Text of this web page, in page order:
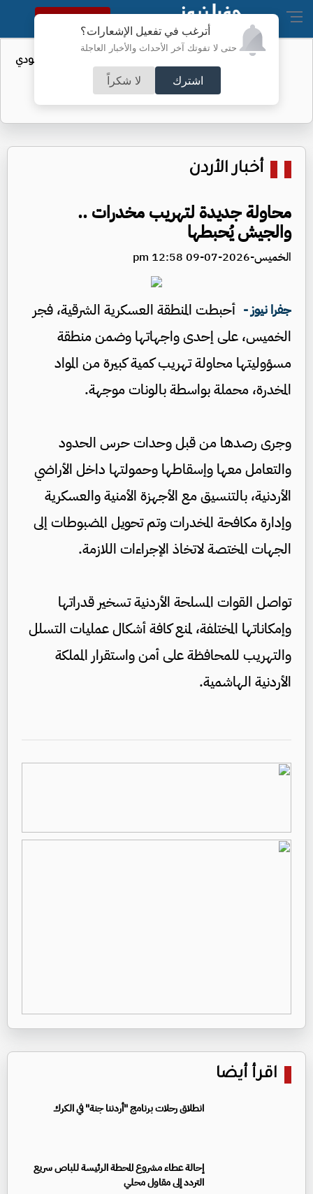
أترغب في تفعيل الإشعارات؟
حتى لا تفوتك آخر الأحداث والأخبار العاجلة
اشترك لا شكراً
النسخة الكاملة
واردات الولايات المتحدة من النفط السعودي
تهبط إلى الصفر
أخبار الأردن
محاولة جديدة لتهريب مخدرات ..
والجيش يُحبطها
الخميس-2026-07-09 12:58 pm
جفرا نيوز - أحبطت المنطقة العسكرية الشرقية، فجر
الخميس، على إحدى واجهاتها وضمن منطقة
مسؤوليتها محاولة تهريب كمية كبيرة من المواد
المخدرة، محملة بواسطة بالونات موجهة.
وجرى رصدها من قبل وحدات حرس الحدود
والتعامل معها وإسقاطها وحمولتها داخل الأراضي
الأردنية، بالتنسيق مع الأجهزة الأمنية والعسكرية
وإدارة مكافحة المخدرات وتم تحويل المضبوطات إلى
الجهات المختصة لاتخاذ الإجراءات اللازمة.
تواصل القوات المسلحة الأردنية تسخير قدراتها
وإمكاناتها المختلفة، لمنع كافة أشكال عمليات التسلل
والتهريب للمحافظة على أمن واستقرار المملكة
الأردنية الهاشمية.
اقرأ أيضا
انطلاق رحلات برنامج "أردننا جنة" في الكرك
إحالة عطاء مشروع المحطة الرئيسة للباص سريع
التردد إلى مقاول محلي